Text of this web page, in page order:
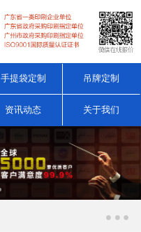
手提袋定制 吊牌定制
资讯动态 关于我们